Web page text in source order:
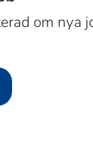
om nya